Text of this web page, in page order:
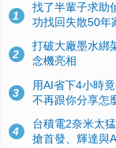
1
找了半輩子求助
功找回失散50年
2
打破大廠墨水綁
念機亮相
3
用AI省下4小時
不再跟你分享怎
4
台積電2奈米太
搶首發、輝達與